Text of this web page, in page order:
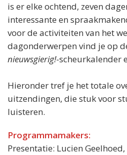
is er elke ochtend, zeven
interessante en
voor de activiteiten van het
dagonderwerpen vind je op
nieuwsgierig!-scheurkalender
Hieronder tref je het totale
uitzendingen, die stuk voor
luisteren.
Programmamakers:
Presentatie: Lucien